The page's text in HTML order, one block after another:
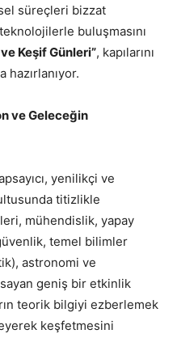
süreçleri bizzat
buluşmasını
Keşif Günleri”, kapılarını
hazırlanıyor.
ve Geleceğin
yenilikçi ve
titizlikle
mühendislik, yapay
temel bilimler
astronomi ve
geniş bir etkinlik
teorik bilgiyi ezberlemek
keşfetmesini